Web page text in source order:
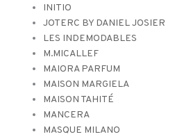
INITIO
JOTERC BY DANIEL JOSIER
LES INDEMODABLES
M.MICALLEF
MAIORA PARFUM
MAISON MARGIELA
MAISON TAHITÉ
MANCERA
MASQUE MILANO